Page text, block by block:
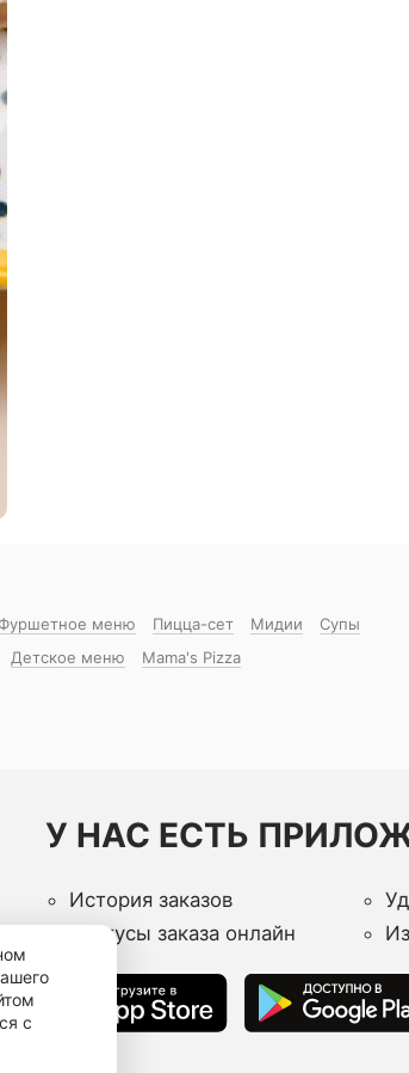
меню Пицца-сет Мидии
Супы
Детское меню Mama's Pizza
У НАС ЕСТЬ
История заказов
Статусы заказа онлайн
с